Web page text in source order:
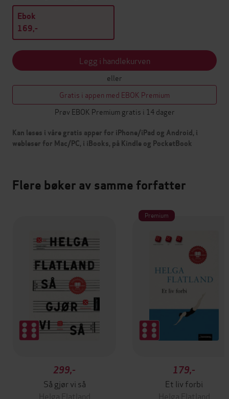
Ebok
169,-
Legg i handlekurven
eller
Gratis i appen med EBOK Premium
Prøv EBOK Premium gratis i 14 dager
Kan leses i våre gratis apper for iPhone/iPad og Android, i
webleser for Mac/PC, i iBooks, på Kindle og PocketBook
Flere bøker av samme forfatter
299,-
Så gjør vi så
Helga Flatland
Premium
179,-
Et liv forbi
Helga Flatland